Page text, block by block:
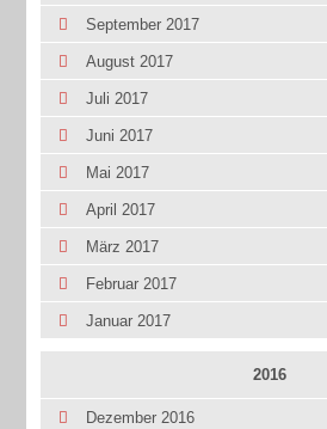
September 2017
August 2017
Juli 2017
Juni 2017
Mai 2017
April 2017
März 2017
Februar 2017
Januar 2017
2016
Dezember 2016